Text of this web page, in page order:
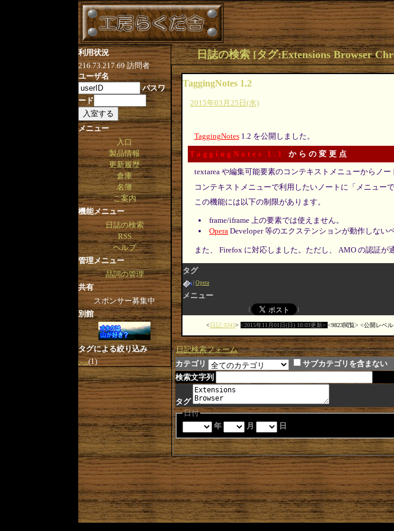
日誌の検索 [タグ:Extensions Browser
TaggingNotes 1.2
2015年03月25日(水)
TaggingNotes1.2 を公開しました。
TaggingNotes 1.1 からの変更点
textarea や編集可能要素のコンテキストメニューからノー
コンテキストメニューで利用したいノートに「メニュー
この機能には以下の制限があります。
frame/iframe 上の要素では使えません。
Opera Developer 等のエクステンションが動作しない
また、 Firefox に対応しました。ただし、 AMO の認証が
タグ
Opera
メニュー
日記:3343 2015年11月01日(日) 10:03更新 9823閲覧 公開レベ
日記検索フォーム
カテゴリ
サブカテゴリを含まない
検索文字列
タグ
日付
年
月 日
利用状況
216.73.217.69訪問者
ユーザ名
パスワ
ード
メニュー
入口
製品情報
更新履歴
倉庫
名簿
ご案内
機能メニュー
日誌の検索
RSS
ヘルプ
管理メニュー
品詞の管理
共有
スポンサー募集中
別館
タグによる絞り込み
Opera(1)